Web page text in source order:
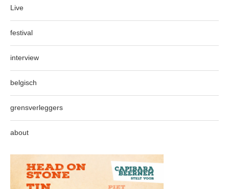
Live
festival
interview
belgisch
grensverleggers
about